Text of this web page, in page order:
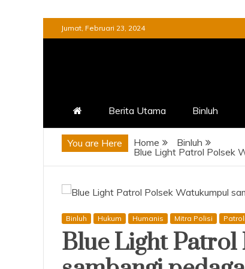
to
Jumat, Februari 23, 2024
Berita Utama Binluh
You are Here Home
Binluh
Blue Light Patrol Polsek
Binluh Hukum Humanis Mitra Polisi Patroli
Blue Light